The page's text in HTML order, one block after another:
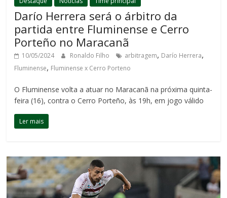
Darío Herrera será o árbitro da
partida entre Fluminense e Cerro
Porteño no Maracanã
10/05/2024 Ronaldo Filho arbitragem, Darío Herrera,
Fluminense, Fluminense x Cerro Porteno
O Fluminense volta a atuar no Maracanã na próxima quinta-
feira (16), contra o Cerro Porteño, às 19h, em jogo válido
Ler mais